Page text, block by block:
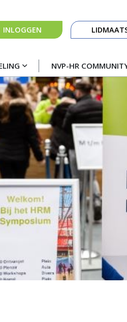
NVP-HR
INLOGGEN
Knop
navigatie